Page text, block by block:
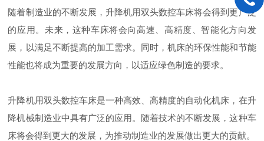
随着制造业的不断发展，升降机用双头数控车床将会得到更广泛
的应用。未来，这种车床将会向高速、高精度、智能化方向发
展，以满足不断提高的加工需求。同时，机床的环保性能和节能
性能也将成为重要的发展方向，以适应绿色制造的要求。
升降机用双头数控车床是一种高效、高精度的自动化机床，在升
降机械制造业中具有广泛的应用。随着技术的不断发展，这种车
床将会得到更大的发展，为推动制造业的发展做出更大的贡献。